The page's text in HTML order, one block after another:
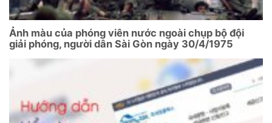
Ảnh màu của phóng viên nước ngoài chụp bộ đội
giải phóng, người dân Sài Gòn ngày 30/4/1975